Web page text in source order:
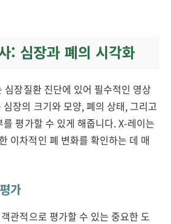
: 심장과 폐의 시각화
심장질환 진단에 있어 필수적인 영상
장의 크기와 모양, 폐의 상태, 그리고
평가할 수 있게 해줍니다. X-레이는
이차적인 폐 변화를 확인하는 데 매
가
관적으로 평가할 수 있는 중요한 도